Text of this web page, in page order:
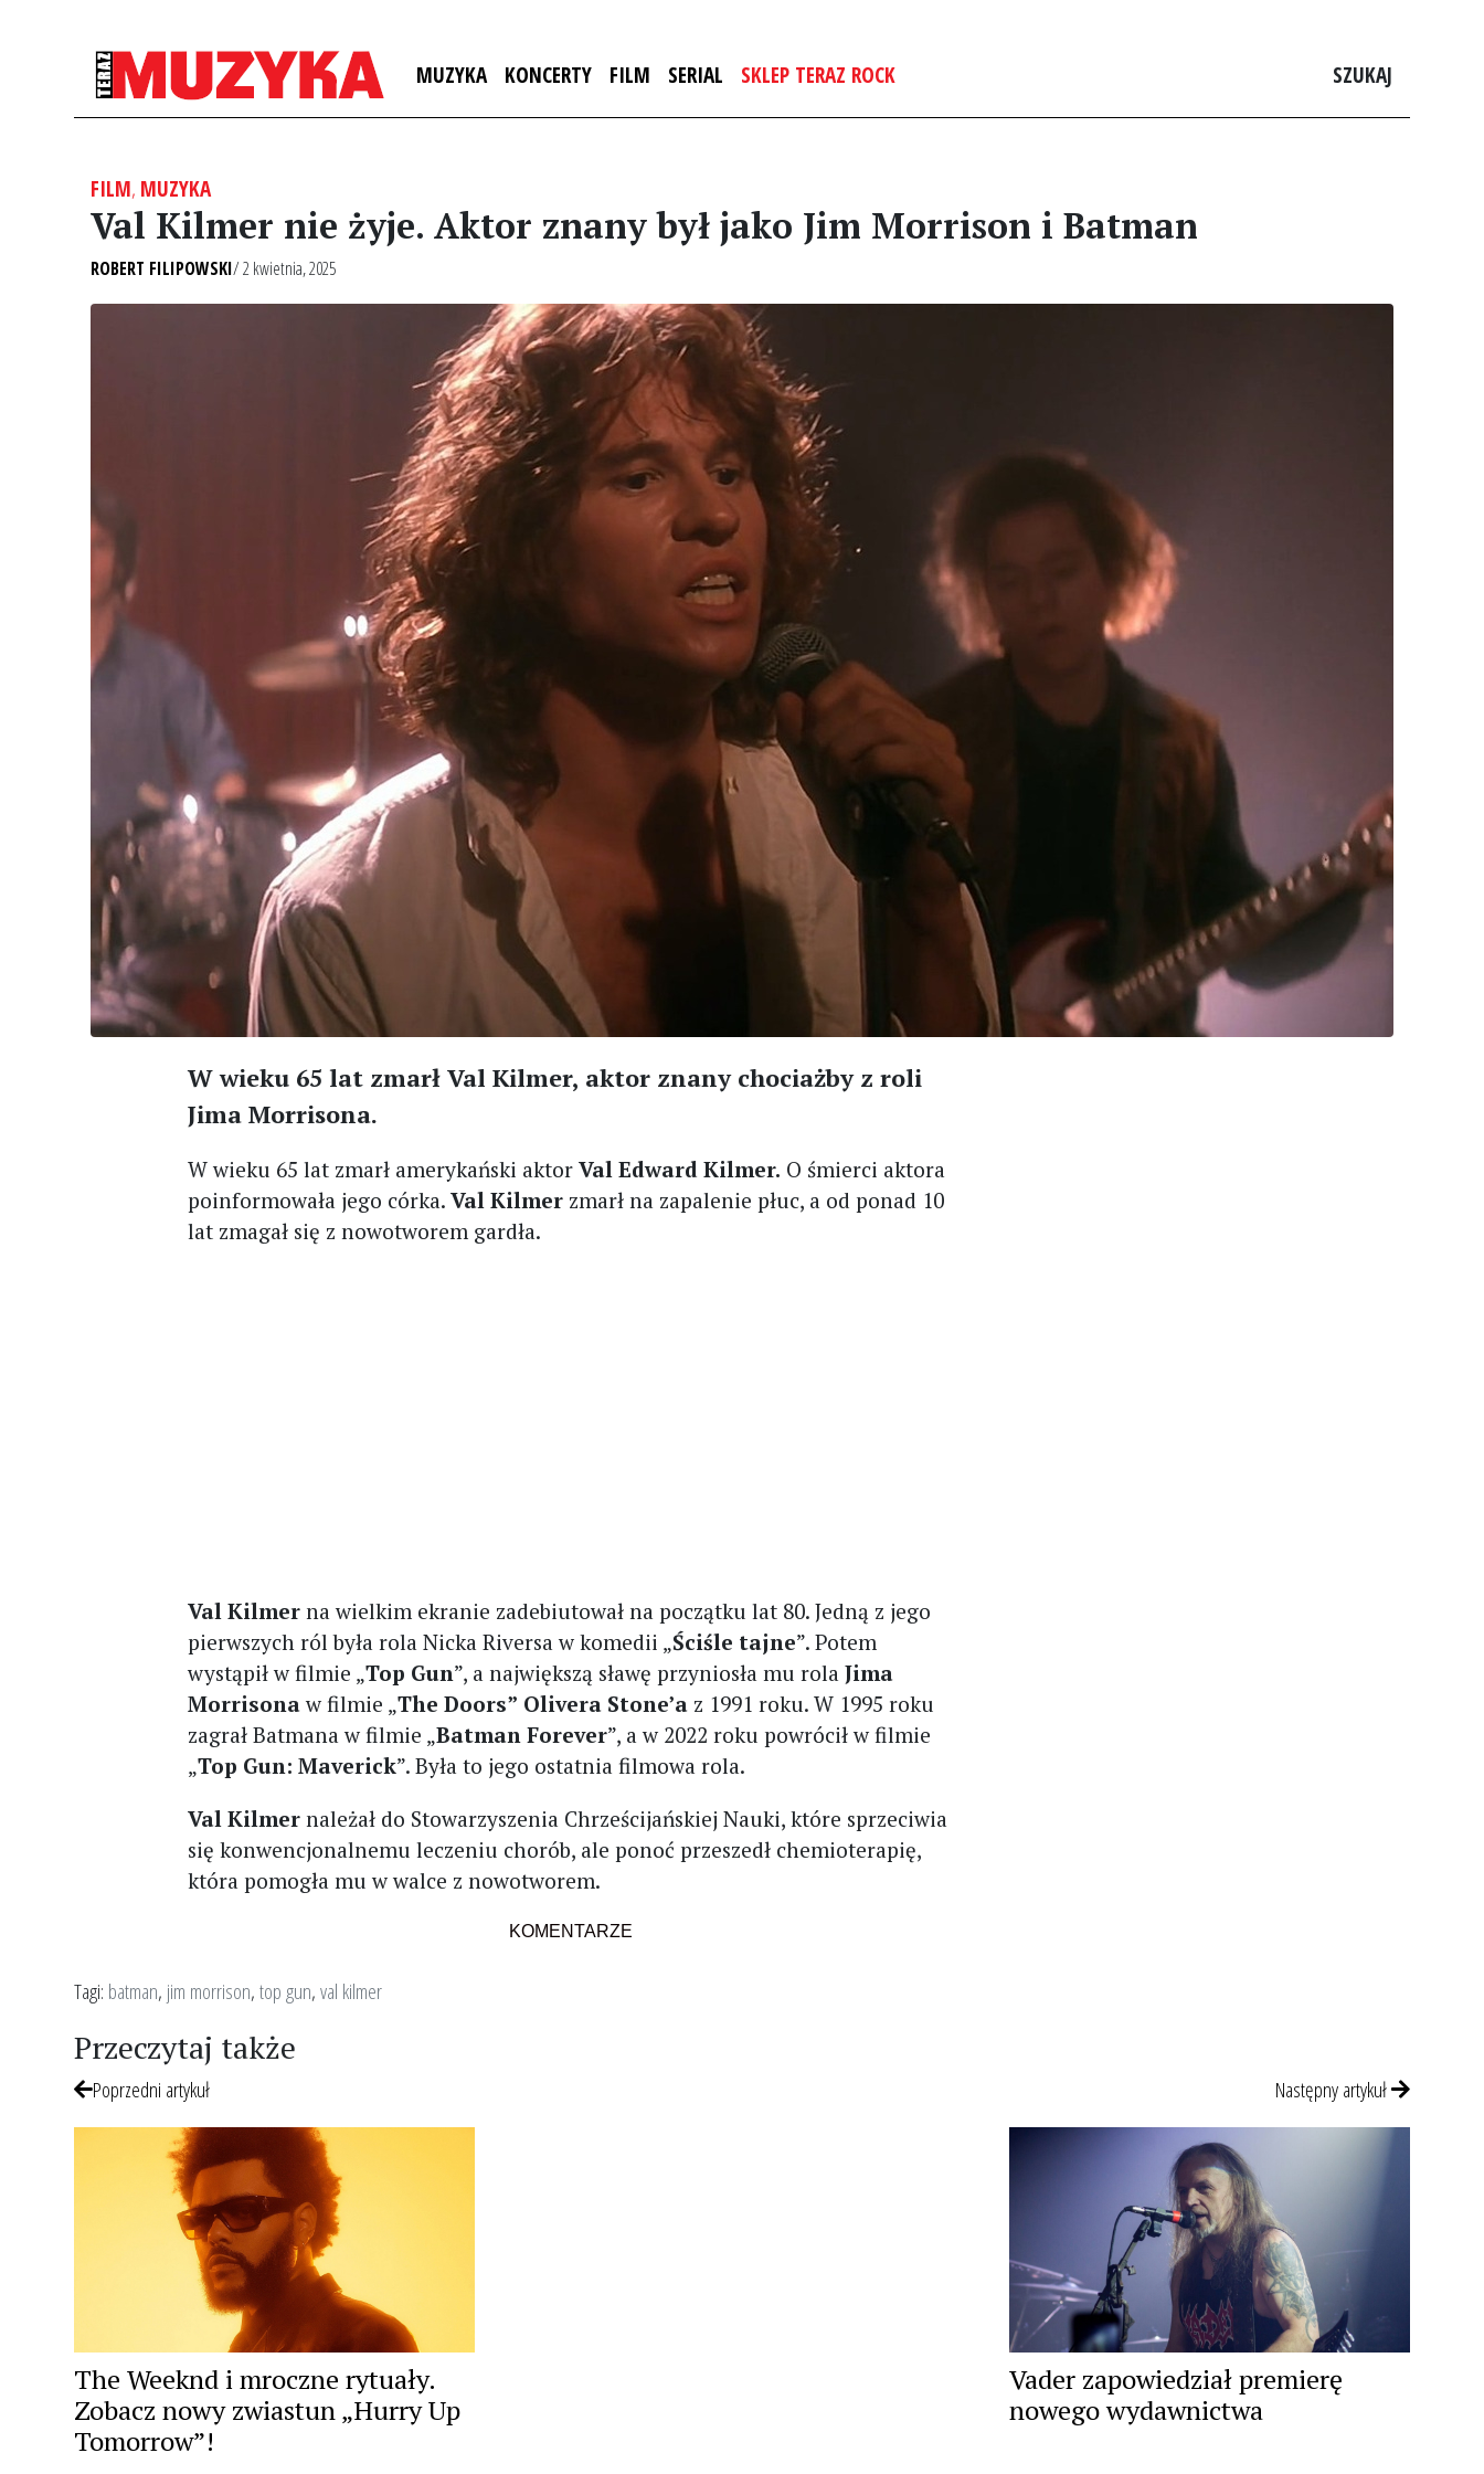
MUZYKA KONCERTY FILM SERIAL SKLEP TERAZ ROCK SZUKAJ
FILM, MUZYKA
Val Kilmer nie żyje. Aktor znany był jako Jim Morrison i Batman
ROBERT FILIPOWSKI/ 2 kwietnia, 2025
W wieku 65 lat zmarł Val Kilmer, aktor znany chociażby z roli
Jima Morrisona.
W wieku 65 lat zmarł amerykański aktorVal Edward Kilmer. O śmierci aktora
poinformowała jego córka.Val Kilmer zmarł na zapalenie płuc, a od ponad 10
lat zmagał się z nowotworem gardła.
Val Kilmerna wielkim ekranie zadebiutował na początku lat 80. Jedną z jego
pierwszych ról była rola Nicka Riversa w komedii „Ściśle tajne”. Potem
wystąpił w filmie „Top Gun”, a największą sławę przyniosła mu rolaJima
Morrisonaw filmie „The Doors” Olivera Stone’a z 1991 roku. W 1995 roku
zagrał Batmana w filmie „Batman Forever”, a w 2022 roku powrócił w filmie
„Top Gun: Maverick”. Była to jego ostatnia filmowa rola.
Val Kilmer należał do Stowarzyszenia Chrześcijańskiej Nauki, które sprzeciwia
się konwencjonalnemu leczeniu chorób, ale ponoć przeszedł chemioterapię,
która pomogła mu w walce z nowotworem.
KOMENTARZE
Tagi: batman, jim morrison,top gun,val kilmer
Przeczytaj także
Poprzedni artykuł
The Weeknd i mroczne rytuały.
Zobacz nowy zwiastun „Hurry Up
Tomorrow”!
Następny artykuł
Vader zapowiedział premierę
nowego wydawnictwa